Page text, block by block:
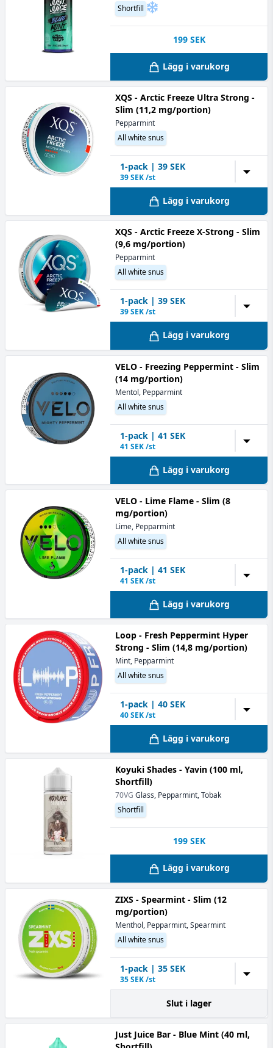
Shortfill
199 SEK
Lägg i varukorg
XQS - Arctic Freeze Ultra Strong -
Slim (11,2 mg/portion)
Pepparmint
All white snus
1-pack | 39 SEK
39SEK /st
▼
Lägg i varukorg
XQS - Arctic Freeze X-Strong - Slim
(9,6 mg/portion)
Pepparmint
All white snus
1-pack | 39 SEK
39SEK /st
▼
Lägg i varukorg
VELO - Freezing Peppermint - Slim
(14 mg/portion)
Mentol, Pepparmint
All white snus
1-pack | 41 SEK
41 SEK /st
▼
Lägg i varukorg
VELO - Lime Flame - Slim (8
mg/portion)
Lime, Pepparmint
All white snus
1-pack | 41 SEK
41 SEK /st
▼
Lägg i varukorg
Loop - Fresh Peppermint Hyper
Strong - Slim (14,8 mg/portion)
Mint, Pepparmint
All white snus
1-pack | 40 SEK
40SEK /st
▼
Lägg i varukorg
Koyuki Shades - Yavin (100 ml,
Shortfill)
70VG Glass, Pepparmint, Tobak
Shortfill
199 SEK
Lägg i varukorg
ZIXS - Spearmint - Slim (12
mg/portion)
Menthol, Pepparmint, Spearmint
All white snus
1-pack | 35 SEK
35SEK /st
▼
Slut i lager
Just Juice Bar - Blue Mint (40 ml,